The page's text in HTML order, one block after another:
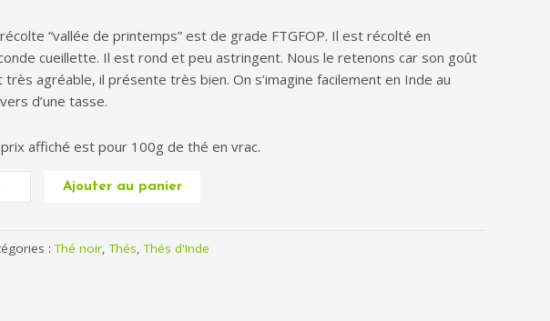
“vallée de printemps” est de grade FTGFOP. Il est récolté en
cueillette. Il est rond et peu astringent. Nous le retenons car son goût
très agréable, il présente très bien. On s’imagine facilement en Inde au
d’une tasse.
affiché est pour 100g de thé en vrac.
Ajouter au panier
:Thé noir ,Thés ,Thés d'Inde